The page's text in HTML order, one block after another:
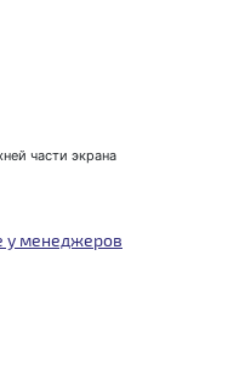
части экрана
у менеджеров